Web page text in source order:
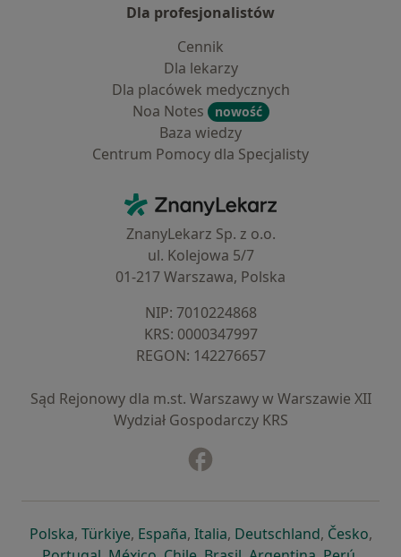
Dla profesjonalistów
Cennik
Dla lekarzy
Dla placówek medycznych
Noa Notes
nowość
Baza wiedzy
Centrum Pomocy dla Specjalisty
ZnanyLekarz - Strona główna
ZnanyLekarz Sp. z o.o.
ul. Kolejowa 5/7
01-217 Warszawa, Polska
NIP: ⁠7010224868
KRS: ⁠0000347997
REGON: ⁠142276657
Sąd Rejonowy dla m.st. Warszawy w Warszawie XII
Wydział Gospodarczy KRS
Polskaotwiera się w nowej karcie
, Türkiyeotwiera się w nowej karcie
, Españaotwiera się w nowej karcie
, Italiaotwiera się w nowej
, Deutschlandotwiera się
, Česko,